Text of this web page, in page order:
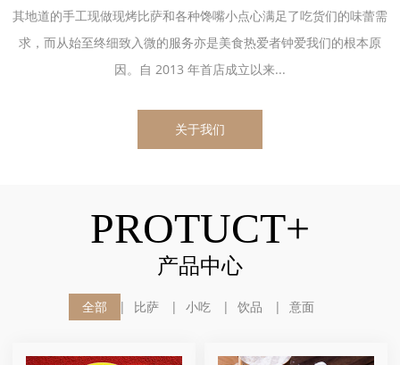
其地道的手工现做现烤比萨和各种馋嘴小点心满足了吃货们的味蕾需
求，而从始至终细致入微的服务亦是美食热爱者钟爱我们的根本原
因。自 2013 年首店成立以来...
关于我们
PROTUCT+
产品中心
全部 比萨 小吃 饮品 意面